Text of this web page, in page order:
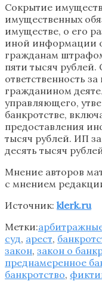
Сокрытие
имущественных
имуществе, о его
иной информации
гражданам
пяти тысяч
ответственность
гражданином
управляющего,
банкротстве,
предоставления
тысяч рублей. ИП
десять тысяч
Мнение авторов
с мнением
Источник: klerk.ru
Метки:
суд, арест,
закон, закон о
преднамеренное
банкротство,